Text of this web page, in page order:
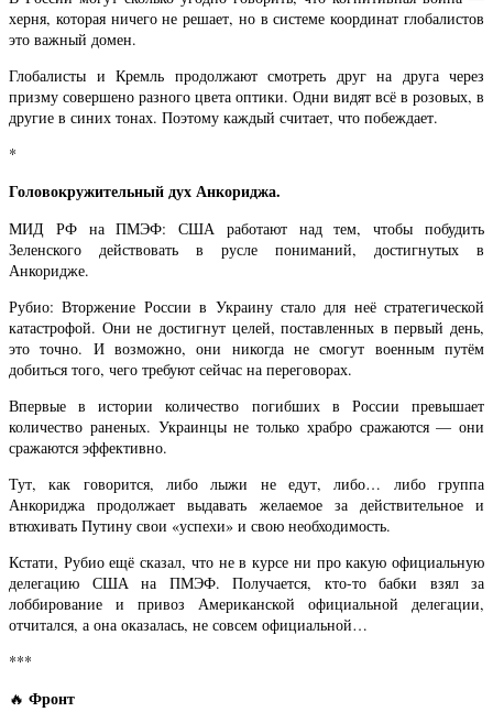
херня, которая ничего не решает, но в системе координат глобалистов
это важный домен.
Глобалисты и Кремль продолжают смотреть друг на друга через
призму совершено разного цвета оптики. Одни видят всё в розовых, в
другие в синих тонах. Поэтому каждый считает, что побеждает.
*
Головокружительный дух Анкориджа.
МИД РФ на ПМЭФ: США работают над тем, чтобы побудить
Зеленского действовать в русле пониманий, достигнутых в
Анкоридже.
Рубио: Вторжение России в Украину стало для неё стратегической
катастрофой. Они не достигнут целей, поставленных в первый день,
это точно. И возможно, они никогда не смогут военным путём
добиться того, чего требуют сейчас на переговорах.
Впервые в истории количество погибших в России превышает
количество раненых. Украинцы не только храбро сражаются — они
сражаются эффективно.
Тут, как говорится, либо лыжи не едут, либо… либо группа
Анкориджа продолжает выдавать желаемое за действительное и
втюхивать Путину свои «успехи» и свою необходимость.
Кстати, Рубио ещё сказал, что не в курсе ни про какую официальную
делегацию США на ПМЭФ. Получается, кто-то бабки взял за
лоббирование и привоз Американской официальной делегации,
отчитался, а она оказалась, не совсем официальной…
***
🔥 Фронт